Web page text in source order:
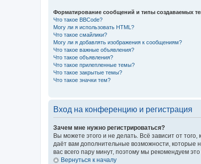
Форматирование сообщений и типы создаваемых
Что такое BBCode?
Могу ли я использовать HTML?
Что такое смайлики?
Могу ли я добавлять изображения к сообщениям?
Что такое важные объявления?
Что такое объявления?
Что такое прилепленные темы?
Что такое закрытые темы?
Что такое значки тем?
Вход на конференцию и регистрация
Зачем мне нужно регистрироваться?
Вы можете этого и не делать. Всё зависит от
даёт вам дополнительные возможности, которые
вас всего пару минут, поэтому мы рекомендуем это
Вернуться к началу